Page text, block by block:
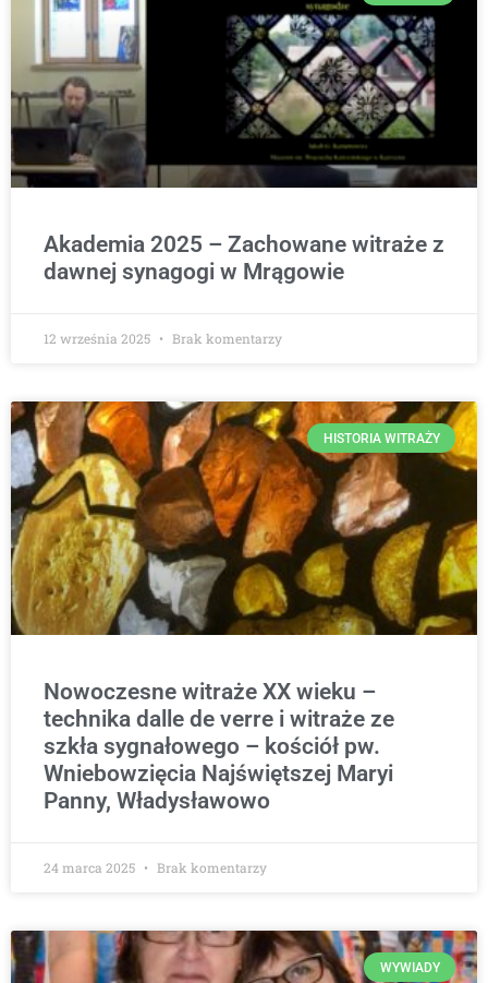
Akademia 2025 – Zachowane witraże z
dawnej synagogi w Mrągowie
12 września 2025 Brak komentarzy
HISTORIA WITRAŻY
Nowoczesne witraże XX wieku –
technika dalle de verre i witraże ze
szkła sygnałowego – kościół pw.
Wniebowzięcia Najświętszej Maryi
Panny, Władysławowo
24 marca 2025 Brak komentarzy
WYWIADY